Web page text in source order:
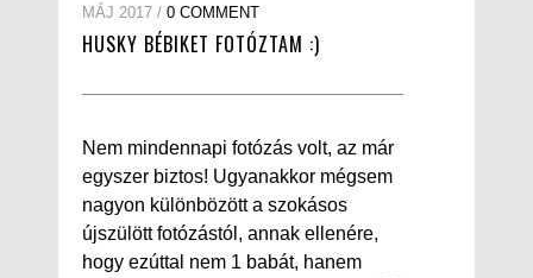
MÁJ 2017 / 0 COMMENT
HUSKY BÉBIKET FOTÓZTAM :)
Nem mindennapi fotózás volt, az már
egyszer biztos! Ugyanakkor mégsem
nagyon különbözött a szokásos
újszülött fotózástól, annak ellenére,
hogy ezúttal nem 1 babát, hanem